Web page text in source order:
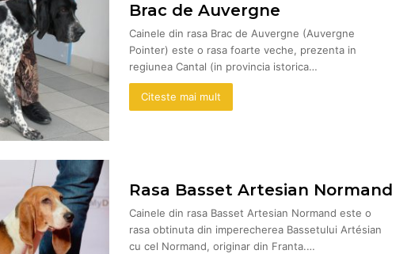
Brac de Auvergne
Cainele din rasa Brac de Auvergne (Auvergne
Pointer) este o rasa foarte veche, prezenta in
regiunea Cantal (in provincia istorica…
Citeste mai mult
Rasa Basset Artesian Normand
Cainele din rasa Basset Artesian Normand este o
rasa obtinuta din imperecherea Bassetului Artésian
cu cel Normand, originar din Franta.…